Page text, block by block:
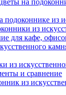
из
из
для кафе,
из
и сравнение
из